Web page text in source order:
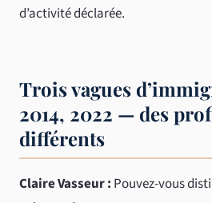
d’activité déclarée.
Trois vagues
2014, 2022 — des
différents
Claire Vasseur : Pouvez-vous